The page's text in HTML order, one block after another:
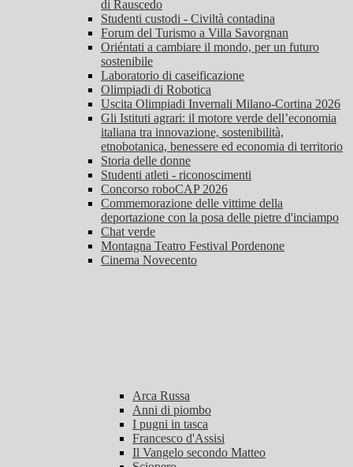
di Rauscedo
Studenti custodi - Civiltà contadina
Forum del Turismo a Villa Savorgnan
Oriéntati a cambiare il mondo, per un futuro
sostenibile
Laboratorio di caseificazione
Olimpiadi di Robotica
Uscita Olimpiadi Invernali Milano-Cortina 2026
Gli Istituti agrari: il motore verde dell’economia
italiana tra innovazione, sostenibilità,
etnobotanica, benessere ed economia di territorio
Storia delle donne
Studenti atleti - riconoscimenti
Concorso roboCAP 2026
Commemorazione delle vittime della
deportazione con la posa delle pietre d'inciampo
Chat verde
Montagna Teatro Festival Pordenone
Cinema Novecento
Arca Russa
Anni di piombo
I pugni in tasca
Francesco d'Assisi
Il Vangelo secondo Matteo